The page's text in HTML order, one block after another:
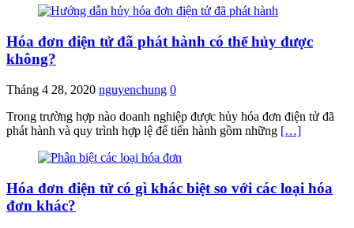
Hóa đơn điện tử đã phát hành có thể hủy được
không?
Tháng 4 28, 2020 nguyenchung 0
Trong trường hợp nào doanh nghiệp được hủy hóa đơn điện tử đã
phát hành và quy trình hợp lệ để tiến hành gồm những […]
Hóa đơn điện tử có gì khác biệt so với các loại hóa
đơn khác?